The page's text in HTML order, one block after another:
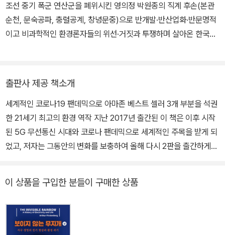
“지구와 우주에서 5G 중단을 위한 국제청원운동(International Ap
peal, Stop 5G on Earth and in Space, www.5gspaceappea
l.org)”을 설립하여 세계적인 활동을 주도해 오고 있다. 본서는 지금
lanet: The Environmental Impact of the Wireless Revolutio
했다.
조선 중기 폭군 연산군을 폐위시킨 영의정 박원종의 직계 후손(본관
순천, 문숙공파, 충렬공계, 창녕문중)으로 반개발·반산업화·반문명적
이고 비과학적인 환경론자들의 위선·거짓과 투쟁하며 살아온 한국인
서 공부했다. 대학원은 미국 럿거스대학교에서 환경과학 석사(1983
년) 및 박사(1985년) 학위를 받은 후, 1988년 3월 한국과학재단 해
외유치과학자로 귀국하여 국내외 주요학술지에 150여 편의 논문을
게재하고, 30여 편의 저서와 역서를 출간했다. 서울대학교 재학 중
전국대학생 학술대회에서 기초과학 최우수상(1979년), 한국과학재
토목환경공학과 객원교수, 제17대 국립환경과학원 원장 등으로 일했
으며, 제11대 (사)한국환경교육학회 회장, 청와대 국가교육과학기술
자문위원, 대통령 녹색성장위원, 이화여대 연구처장 및 산학협력단장
등을 역임했다. 현재 자유환경포럼 대표, 세계기후지성인재단 한국
출판사 제공 책소개
세계적인 코로나19 팬데믹으로 아마존 베스트 셀러 3개 부분을 석권
한 21세기 최고의 환경 역작 지난 2017년 출간된 이 책은 이후 시작
된 5G 무선통신 시대와 코로나 팬데믹으로 세계적인 주목을 받게 되
었고, 저자는 그동안의 변화를 보충하여 올해 다시 2판을 출간하게
작업의 대부분이 세계가 코로나 대재앙을 겪고 있는 시기에 이루어진
관계로 저자가 보낸 “코로나 팬데믹에 즈음하여 한국 독자들에게”라
는 글을 본 역서에 실을 수 있는 행운도 얻었다. 저자는 이 글에서 코
로나바이러스는 5G가 직접적으로는 유발하지 않았다고 생각하지만,
이 상품을 구입한 분들이 구매한 상품